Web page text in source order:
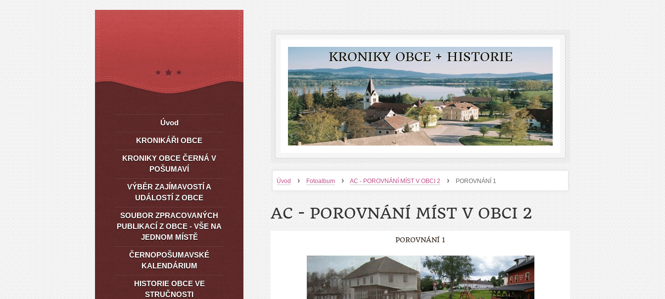
KRONIKY OBCE + HISTORIE
Úvod › Fotoalbum › AC - POROVNÁNÍ MÍST V OBCI 2 › POROVNÁNÍ 1
AC - POROVNÁNÍ MÍST V OBCI 2
POROVNÁNÍ 1
Úvod
KRONIKÁŘI OBCE
KRONIKY OBCE ČERNÁ V
POŠUMAVÍ
VÝBĚR ZAJÍMAVOSTÍ A
UDÁLOSTÍ Z OBCE
SOUBOR ZPRACOVANÝCH
PUBLIKACÍ Z OBCE - VŠE NA
JEDNOM MÍSTĚ
ČERNOPOŠUMAVSKÉ
KALENDÁRIUM
HISTORIE OBCE VE
STRUČNOSTI